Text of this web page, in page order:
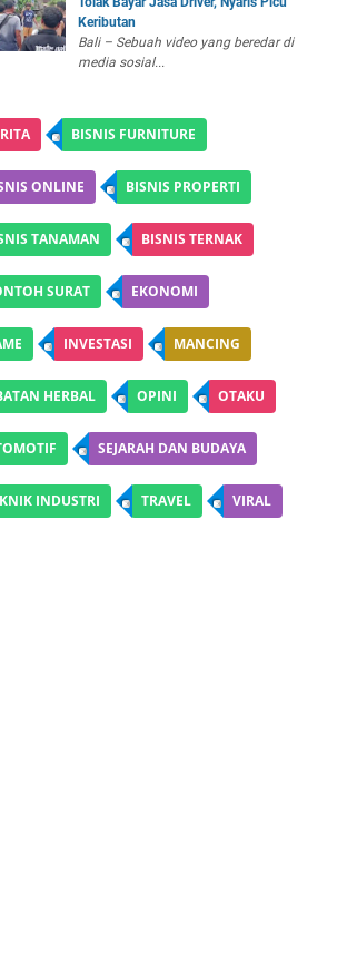
Keributan
Bali – Sebuah video yang beredar di
media sosial...
BISNIS FURNITURE
ONLINE BISNIS PROPERTI
TANAMAN BISNIS TERNAK
SURAT EKONOMI
INVESTASI MANCING
HERBAL OPINI OTAKU
SEJARAH DAN BUDAYA
INDUSTRI TRAVEL VIRAL